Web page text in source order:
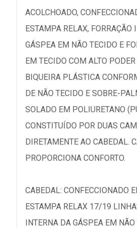
ACOLCHOADO,
ESTAMPA RELAX, FORRAÇÃO
GÁSPEA EM NÃO TECIDO E
EM TECIDO COM ALTO
BIQUEIRA PLÁSTICA
DE NÃO TECIDO E SOBRE-
SOLADO EM POLIURETANO
CONSTITUÍDO POR DUAS
DIRETAMENTE AO CABEDAL.
PROPORCIONA CONFORTO.
CABEDAL: CONFECCIONADO
ESTAMPA RELAX 17/19
INTERNA DA GÁSPEA EM NÃO